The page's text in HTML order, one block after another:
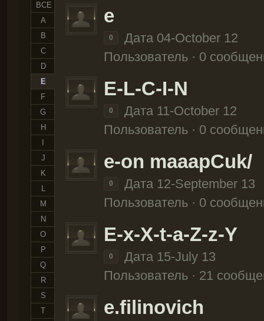
ВСЕ
A
B
C
D
E
F
G
H
J
K
L
M
N
O
P
Q
R
S
T
e
0
Дата 04-October 12
Пользователь · 0
E-L-C-I-N
0
Дата 11-October 12
Пользователь · 0
e-on maaapCuk/
0
Дата 12-September 13
Пользователь · 0
E-x-X-t-a-Z-z-Y
0
Дата 15-July 13
Пользователь · 21
e.filinovich